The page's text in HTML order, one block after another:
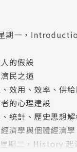
以一週時間安排進
者逐一認識經濟學
，不躁進，不累贅
念，超越時空限制
讀者可以按自身需
系統學習規劃，按
時，以深入淺出的
業知識難以進入的
期一，
的假設
民之道
效用、效率、供給
的心理建設
統計、歷史思想解
濟學與個體經濟學
期二，History 起